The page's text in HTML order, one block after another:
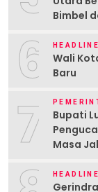
Bimbel
6
Wali
Baru
7
Bupati
Masa